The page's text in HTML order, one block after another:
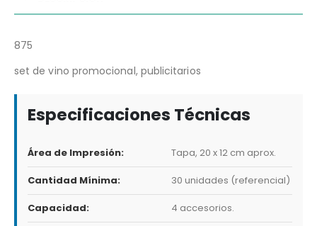
875
set de vino promocional, publicitarios
Especificaciones Técnicas
Área de Impresión: Tapa, 20 x 12 cm aprox.
Cantidad Mínima: 30 unidades (referencial)
Capacidad: 4 accesorios.